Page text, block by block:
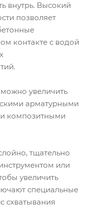
внутрь. Высокий
позволяет
контакте с водой
можно увеличить
арматурными
композитными
тщательно
или
увеличить
специальные
схватывания